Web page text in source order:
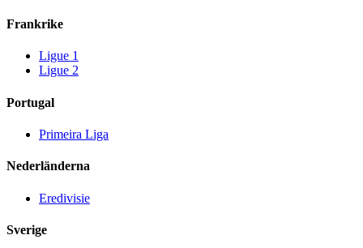
Frankrike
Ligue 1
Ligue 2
Portugal
Primeira Liga
Nederländerna
Eredivisie
Sverige